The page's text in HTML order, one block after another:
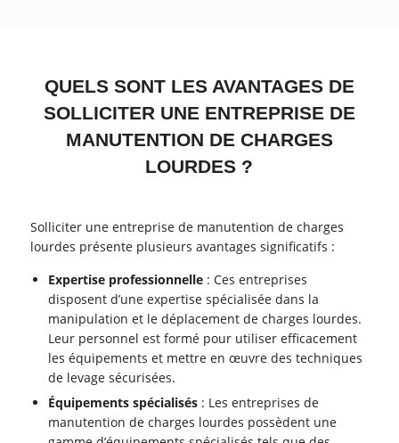
QUELS SONT LES AVANTAGES DE
SOLLICITER UNE ENTREPRISE DE
MANUTENTION DE CHARGES
LOURDES ?
Solliciter une entreprise de manutention de charges
lourdes présente plusieurs avantages significatifs :
Expertise professionnelle : Ces entreprises
disposent d’une expertise spécialisée dans la
manipulation et le déplacement de charges lourdes.
Leur personnel est formé pour utiliser efficacement
les équipements et mettre en œuvre des techniques
de levage sécurisées.
Équipements spécialisés : Les entreprises de
manutention de charges lourdes possèdent une